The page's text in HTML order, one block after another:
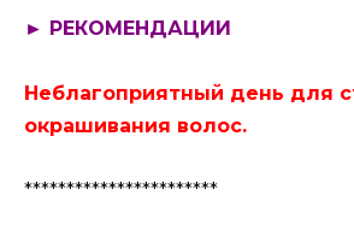
► РЕКОМЕНДАЦИИ
Неблагоприятный день для
окрашивания волос.
***********************